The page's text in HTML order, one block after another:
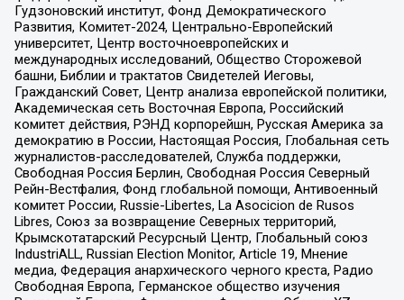
Гудзоновский институт, Фонд Демократического
Развития, Комитет-2024, Центрально-Европейский
университет, Центр восточноевропейских и
международных исследований, Общество Сторожевой
башни, Библии и трактатов Свидетелей Иеговы,
Гражданский Совет, Центр анализа европейской политики,
Академическая сеть Восточная Европа, Российский
комитет действия, РЭНД корпорейшн, Русская Америка за
демократию в России, Настоящая Россия, Глобальная сеть
журналистов-расследователей, Служба поддержки,
Свободная Россия Берлин, Свободная Россия Северный
Рейн-Вестфалия, Фонд глобальной помощи, Антивоенный
комитет России, Russie-Libertes, La Asocicion de Rusos
Libres, Союз за возвращение Северных территорий,
Крымскотатарский Ресурсный Центр, Глобальный союз
IndustriALL, Russian Election Monitor, Article 19, Мнение
медиа, Федерация анархического черного креста, Радио
Свободная Европа, Германское общество изучения